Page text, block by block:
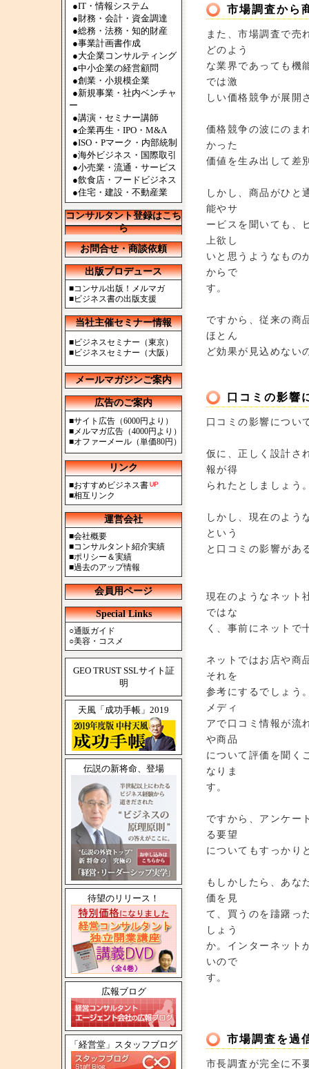
●IT・情報システム
●財務・会計・資金調達
●総務・法務・知的財産
●事業計画書作成
●大企業コンサルティング
●中小企業の経営顧問
●創業・小規模企業
●新規事業・社内ベンチャ
ー
●講演・セミナー講師
●企業再生・IPO・M&A
●ISO・Pマーク・内部統制
●海外ビジネス・国際取引
●小売業・流通・サービス
●飲食店・フードビジネス
●住宅・建設・不動産業
コンサルタント登録はこち
ら
お問合せ・商談依頼
出版プロデュース
■コンサル出版！メルマガ
■ビジネス書の出版支援
当社主催セミナー情報
■ビジネスセミナー（東京）
■ビジネスセミナー（大阪）
メールマガジンご案内
広告のご案内
■サイト広告（6000円より）
■メルマガ広告（4000円より）
■オファーメール（単価80円）
リンク
■おすすめビジネス書
■相互リンク
運営会社
■会社概要
■コンサルタント紹介実績
■ポリシー＆実績
■過去のアップ情報
会員用ページ
Special Links
○通販ガイド
○美容・コスメ
GEO TRUST SSLサイト証
明
天風「成功手帳」2019
伝説の新将命、登場
待望のリリース！
広報ブログ
「経営堂」スタッフブログ
市場調査から
また、市場調査で売
どのよう
な業界であっても機
では激
しい価格競争が展開
価格競争の波にのま
かった
価値を生み出して差
しかし、商品がひと
能やサ
ービスを聞いても、
上欲し
いと思うようなもの
からで
す。
ですから、従来の商
ほとん
ど効果が見込めない
口コミの影響
口コミの影響につい
仮に、正しく設計さ
報が得
られたとしましょう
しかし、現在のよう
という
と口コミの影響があ
現在のようなネット
ではな
く、事前にネットで
ネットではお店や商
それを
参考にするでしょう
メディ
アで口コミ情報が流
や商品
について評価を聞く
なりま
す。
ですから、アンケー
る要望
についてもすっかり
もしかしたら、あな
価を見
て、買うのを躊躇っ
しょう
か。インターネット
いので
す。
市場調査を過
市長調査が完全に不